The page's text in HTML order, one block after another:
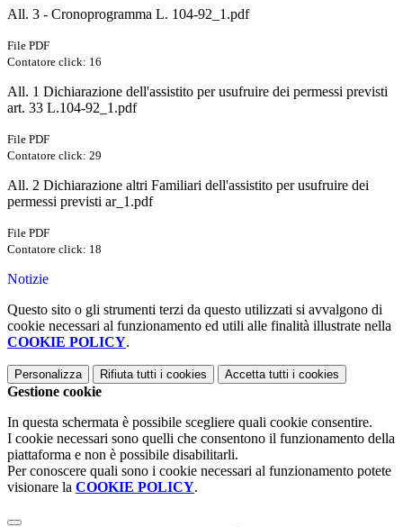
All. 3 - Cronoprogramma L. 104-92_1.pdf
File PDF
Contatore click: 16
All. 1 Dichiarazione dell'assistito per usufruire dei permessi previsti
art. 33 L.104-92_1.pdf
File PDF
Contatore click: 29
All. 2 Dichiarazione altri Familiari dell'assistito per usufruire dei
permessi previsti ar_1.pdf
File PDF
Contatore click: 18
Notizie
Questo sito o gli strumenti terzi da questo utilizzati si avvalgono di
cookie necessari al funzionamento ed utili alle finalità illustrate nella
COOKIE POLICY.
Personalizza Rifiuta tutti i cookies Accetta tutti i cookies
Gestione cookie
In questa schermata è possibile scegliere quali cookie consentire.
I cookie necessari sono quelli che consentono il funzionamento della
piattaforma e non è possibile disabilitarli.
Per conoscere quali sono i cookie necessari al funzionamento potete
visionare la COOKIE POLICY.